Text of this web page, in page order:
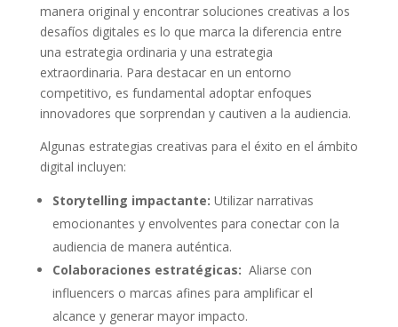
manera original ​y encontrar soluciones creativas a los
desafíos digitales‍ es lo que​ marca la diferencia entre
una estrategia ordinaria y una estrategia
extraordinaria. Para destacar en un entorno
competitivo, es fundamental adoptar enfoques
innovadores que sorprendan ​y ‍cautiven ‍a ⁤la audiencia.
Algunas⁤ estrategias creativas para⁢ el éxito en el ámbito
digital‍ incluyen:
Storytelling impactante: Utilizar‍ narrativas
emocionantes y⁢ envolventes para conectar con la
audiencia de manera​ auténtica.
Colaboraciones estratégicas: ‍ Aliarse con
‍influencers o marcas afines para amplificar el
alcance y generar mayor ‌impacto.